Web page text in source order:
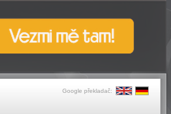
Google překladač: